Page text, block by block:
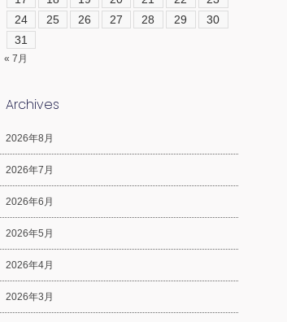
24
25 26 27 28 29
30
31
« 7月
Archives
2026年8月
2026年7月
2026年6月
2026年5月
2026年4月
2026年3月